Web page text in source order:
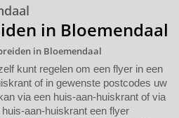
in Bloemendaal
in Bloemendaal
kunt regelen om een flyer in een
of in gewenste postcodes uw
via een huis-aan-huiskrant of via
aan-huiskrant een flyer